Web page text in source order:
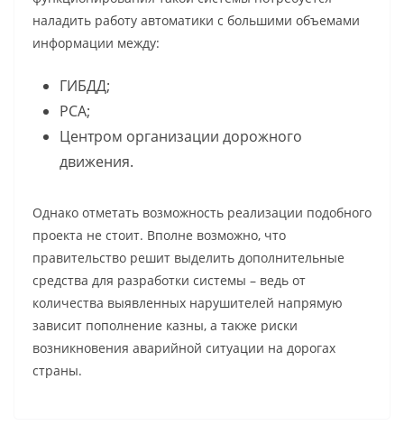
наладить работу автоматики с большими объемами
информации между:
ГИБДД;
РСА;
Центром организации дорожного
движения.
Однако отметать возможность реализации подобного
проекта не стоит. Вполне возможно, что
правительство решит выделить дополнительные
средства для разработки системы – ведь от
количества выявленных нарушителей напрямую
зависит пополнение казны, а также риски
возникновения аварийной ситуации на дорогах
страны.